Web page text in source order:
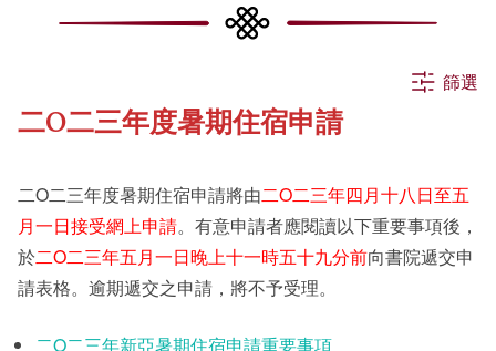
所有消息
活動
申請
公告
篩選
二O二三年度暑期住宿申請
二O二三年度暑期住宿申請將由二O二三年四月十八日至五
月一日接受網上申請。有意申請者應閱讀以下重要事項後，
於二O二三年五月一日晚上十一時五十九分前向書院遞交申
請表格。逾期遞交之申請，將不予受理。
二O二三年新亞暑期住宿申請重要事項